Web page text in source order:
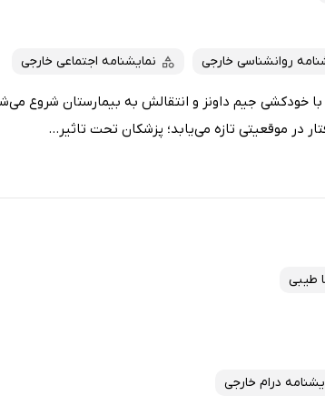
روانشناسی خارجی نمایشنامه اجتماعی خارجی
خودکشی جیم داونز و انتقالش به بیمارستان شروع
در موقعیتی تازه می‌یابد؛ پزشکان تحت تاثیر...
طیبی
درام خارجی